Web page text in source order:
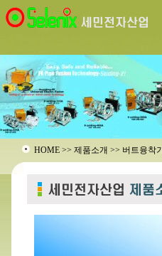
HOME >> 제품소개 >> 버트융착기